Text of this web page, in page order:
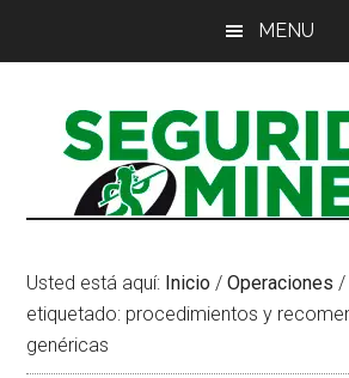
principal
MENU
Usted está aquí: Inicio / Operaciones /
etiquetado: procedimientos y
genéricas